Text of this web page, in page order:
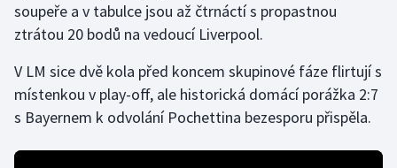
Házená
Jezdectví
Krasobruslení
soupeře a v tabulce jsou až čtrnáctí s propastnou
ztrátou 20 bodů na vedoucí Liverpool.
V LM sice dvě kola před koncem skupinové fáze flirtují s
místenkou v play-off, ale historická domácí porážka 2:7
s Bayernem k odvolání Pochettina bezesporu přispěla.